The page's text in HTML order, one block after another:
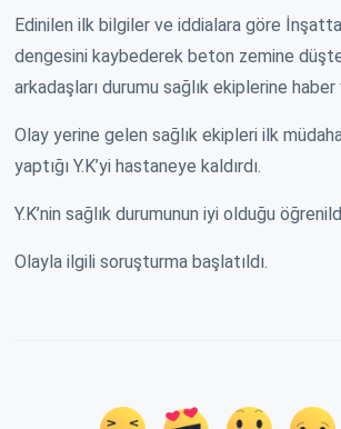
Edinilen ilk bilgiler ve iddialara göre İnşatta
dengesini kaybederek beton zemine
arkadaşları durumu sağlık ekiplerine haber
Olay yerine gelen sağlık ekipleri ilk
yaptığı Y.K’yi hastaneye kaldırdı.
Y.K’nin sağlık durumunun iyi olduğu
Olayla ilgili soruşturma başlatıldı.